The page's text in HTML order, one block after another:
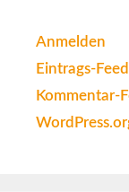
Anmelden
Eintrags-Feed
Kommentar-